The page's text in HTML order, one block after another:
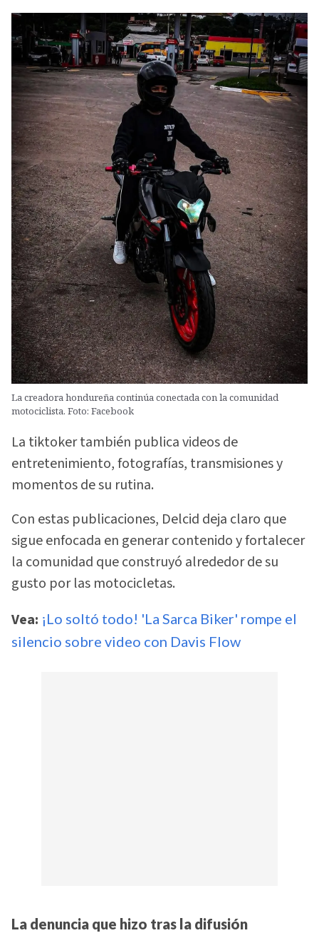
La creadora hondureña continúa conectada con la comunidad
motociclista. Foto: Facebook
La tiktoker también publica videos de
entretenimiento, fotografías, transmisiones y
momentos de su rutina.
Con estas publicaciones, Delcid deja claro que
sigue enfocada en generar contenido y fortalecer
la comunidad que construyó alrededor de su
gusto por las motocicletas.
Vea: ¡Lo soltó todo! 'La Sarca Biker' rompe el
silencio sobre video con Davis Flow
La denuncia que hizo tras la difusión